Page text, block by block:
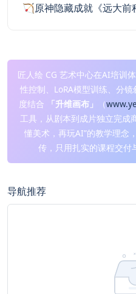
🏹原神隐藏成就《远大前
匠人绘 CG 艺术中心在AI培训
性控制、LoRA模型训练、分
度结合
「升维画布」 （
工具，从剧本到成片独立完成
懂美术，再玩AI”的教学理念
传，只用扎实的课程交付
导航推荐